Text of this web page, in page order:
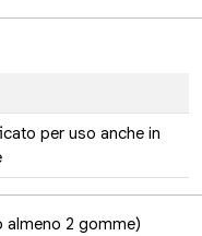
per uso anche in
almeno 2 gomme)